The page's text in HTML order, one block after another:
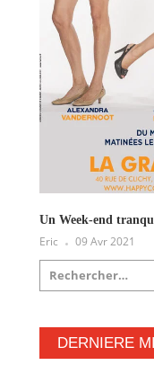
Un Week-end
Eric 09 Avr 2021
DERNIERE